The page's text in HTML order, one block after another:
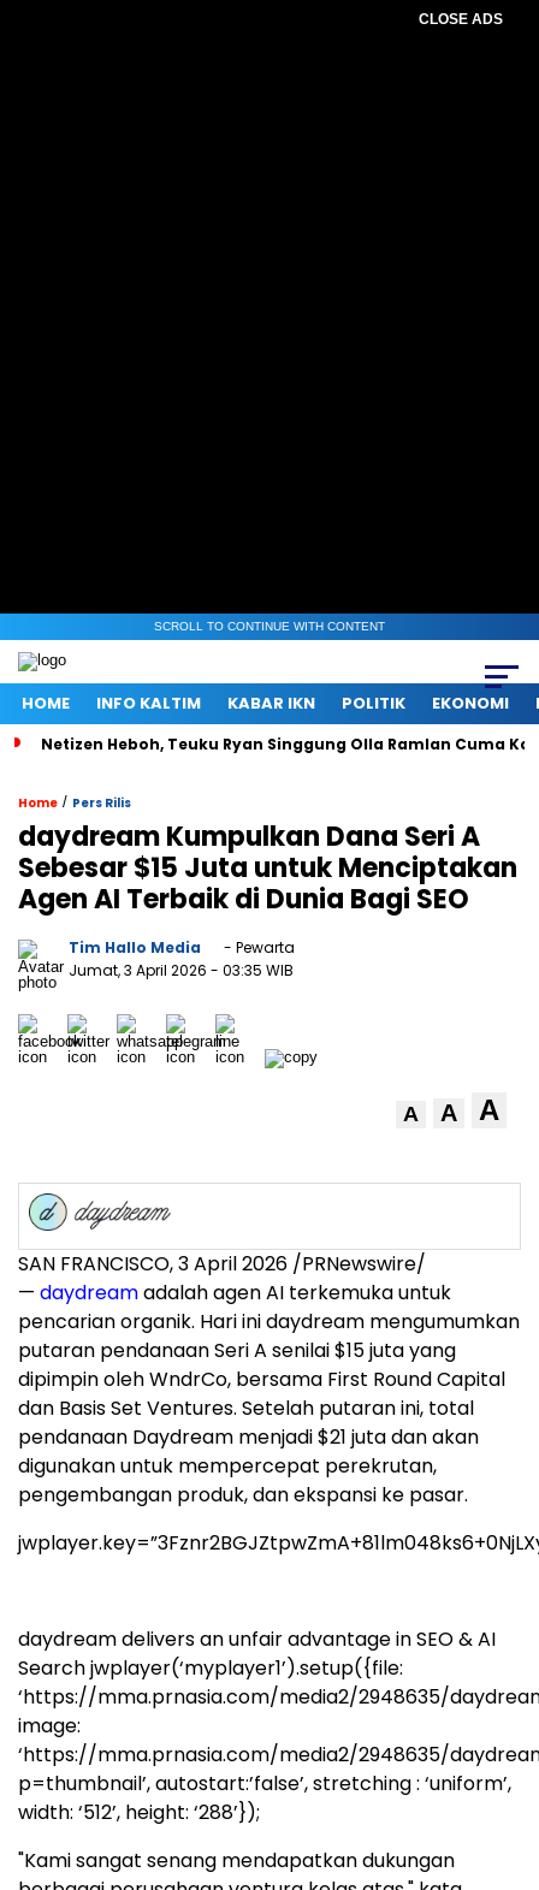
CLOSE ADS
SCROLL TO CONTINUE WITH CONTENT
HOME INFO KALTIM KABAR IKN POLITIK EKONOMI
Netizen Heboh, Teuku Ryan Singgung Olla Ramlan Cuma
Home / Pers Rilis
daydream Kumpulkan Dana Seri A
Sebesar $15 Juta untuk Menciptakan
Agen AI Terbaik di Dunia Bagi SEO
Tim Hallo Media
- Pewarta
Jumat, 3 April 2026 - 03:35 WIB
A A A
SAN FRANCISCO,3 April 2026 /PRNewswire/
— daydreamadalah agen AI terkemuka untuk
pencarian organik. Hari ini daydream mengumumkan
putaran pendanaan Seri A senilai $15 juta yang
dipimpin oleh WndrCo, bersama First Round Capital
dan Basis Set Ventures. Setelah putaran ini, total
pendanaan Daydream menjadi $21 juta dan akan
digunakan untuk mempercepat perekrutan,
pengembangan produk, dan ekspansi ke pasar.
daydream delivers an unfair advantage in SEO & AI
Searchjwplayer(‘myplayer1’).setup({file:
‘https://mma.prnasia.com/media2/2948635/
image:
‘https://mma.prnasia.com/media2/2948635/
p=thumbnail’, autostart:’false’, stretching : ‘uniform’,
width: ‘512’, height: ‘288’});
"Kami sangat senang mendapatkan dukungan